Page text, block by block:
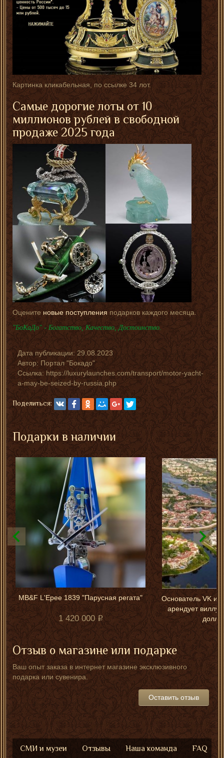
Картинка кликабельная, по ссылке 34 лот.
Самые дорогие лоты от 10
миллионов рублей в свободной
продаже 2025 года
Оцените новые поступленияподарков каждого месяца.
"БоКаДо" - Богатство, Качество, Достоинство.
Дата публикации:29.08.2023
Автор:Портал "Бокадо"
Ссылка: https://luxurylaunches.com/transport/motor-yacht-
a-may-be-seized-by-russia.php
Поделиться:
Подарки в наличии
MB&F L'Epee 1839 "Парусная регата"
1 420 000
Основатель VK и
арендует виллу
Отзыв о магазине или подарке
Ваш опыт заказа в интернет магазине эксклюзивного
подарка или сувенира.
Оставить отзыв
СМИ и музеи Отзывы Наша команда FAQ